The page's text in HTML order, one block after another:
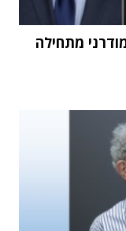
מתחילה